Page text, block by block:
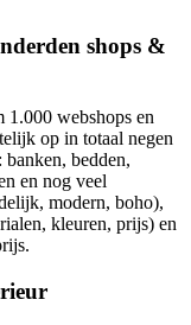
shops &
1.000 webshops en
op in totaal negen
bedden,
en nog veel
modern, boho),
kleuren, prijs) en